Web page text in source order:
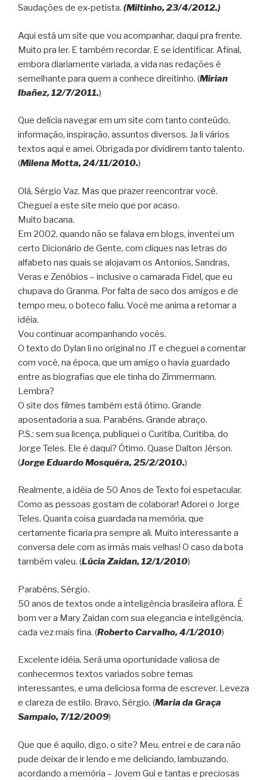
Saudações de ex-petista. (Miltinho, 23/4/2012.)
Aqui está um site que vou acompanhar, daqui pra frente.
Muito pra ler. E também recordar. E se identificar. Afinal,
embora diariamente variada, a vida nas redações é
semelhante para quem a conhece direitinho. (Mirian
Ibañez, 12/7/2011.)
Que delícia navegar em um site com tanto conteúdo,
informação, inspiração, assuntos diversos. Ja li vários
textos aqui e amei. Obrigada por dividirem tanto talento.
(Milena Motta, 24/11/2010.)
Olá, Sérgio Vaz. Mas que prazer reencontrar você.
Cheguei a este site meio que por acaso.
Muito bacana.
Em 2002, quando não se falava em blogs, inventei um
certo Dicionário de Gente, com cliques nas letras do
alfabeto nas quais se alojavam os Antonios, Sandras,
Veras e Zenóbios – inclusive o camarada Fidel, que eu
chupava do Granma. Por falta de saco dos amigos e de
tempo meu, o boteco faliu. Você me anima a retomar a
idéia.
Vou continuar acompanhando vocês.
O texto do Dylan li no original no JT e cheguei a comentar
com você, na época, que um amigo o havia guardado
entre as biografias que ele tinha do Zimmermann.
Lembra?
O site dos filmes também está ótimo. Grande
aposentadoria a sua. Parabéns. Grande abraço.
P.S.: sem sua licença, publiquei o Curitiba, Curitiba, do
Jorge Teles. Ele é daqui? Ótimo. Quase Dalton Jérson.
(Jorge Eduardo Mosquéra, 25/2/2010.)
Realmente, a idéia de 50 Anos de Texto foi espetacular.
Como as pessoas gostam de colaborar! Adorei o Jorge
Teles. Quanta coisa guardada na memória, que
certamente ficaria pra sempre ali. Muito interessante a
conversa dele com as irmãs mais velhas! O caso da bota
também valeu. (Lúcia Zaidan, 12/1/2010)
Parabéns, Sérgio.
50 anos de textos onde a inteligência brasileira aflora. É
bom ver a Mary Zaidan com sua elegancia e inteligência,
cada vez mais fina. (Roberto Carvalho, 4/1/2010)
Excelente idéia. Será uma oportunidade valiosa de
conhecermos textos variados sobre temas
interessantes, e uma deliciosa forma de escrever. Leveza
e clareza de estilo. Bravo, Sérgio. (Maria da Graça
Sampaio, 7/12/2009)
Que que é aquilo, digo, o site? Meu, entrei e de cara não
pude deixar de ir lendo e me deliciando, lambuzando,
acordando a memória – Jovem Gui e tantas e preciosas